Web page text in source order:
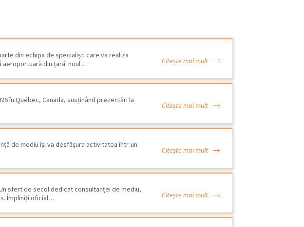
-
partener oficial…
din echipa de specialiști care va realiza
aeroportuară din țară: noul…
Citește mai mult
în Québec, Canada, susținând prezentări la
Citește mai mult
de mediu își va desfășura activitatea într-un
Citește mai mult
sfert de secol dedicat consultanței de mediu,
Împliniți oficial…
Citește mai mult